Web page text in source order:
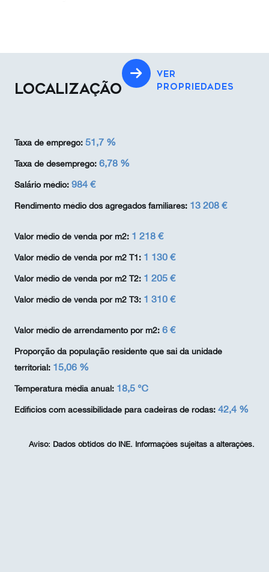
LOCALIZAÇÃO
VER
PROPRIEDADES
Taxa de emprego: 51,7 %
Taxa de desemprego: 6,78 %
Salário médio: 984 €
Rendimento médio dos agregados familiares: 13 208 €
Valor médio de venda por m2: 1 218 €
Valor médio de venda por m2 T1: 1 130 €
Valor médio de venda por m2 T2: 1 205 €
Valor médio de venda por m2 T3: 1 310 €
Valor médio de arrendamento por m2: 6 €
Proporção da população residente que sai da unidade
territorial: 15,06 %
Temperatura média anual: 18,5 ℃
Edifícios com acessibilidade para cadeiras de rodas: 42,4 %
Aviso: Dados obtidos do INE. Informações sujeitas a alterações.